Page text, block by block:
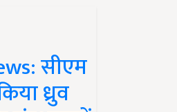
सीएम
ध्रुव